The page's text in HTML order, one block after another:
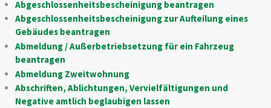
Abgeschlossenheitsbescheinigung beantragen
Abgeschlossenheitsbescheinigung zur Aufteilung eines
Gebäudes beantragen
Abmeldung / Außerbetriebsetzung für ein Fahrzeug
beantragen
Abmeldung Zweitwohnung
Abschriften, Ablichtungen, Vervielfältigungen und
Negative amtlich beglaubigen lassen